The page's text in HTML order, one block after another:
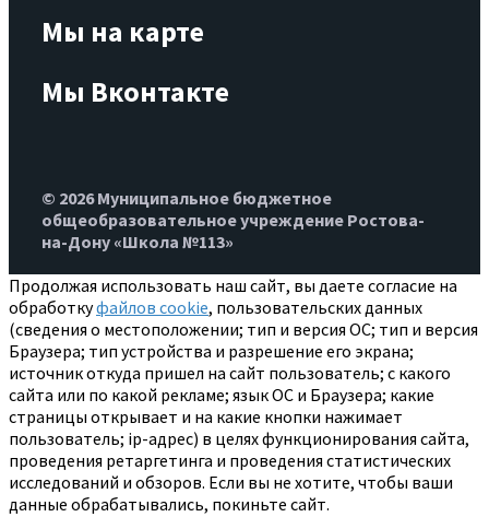
Мы на карте
Мы Вконтакте
© 2026 Муниципальное бюджетное
общеобразовательное учреждение Ростова-
на-Дону «Школа №113»
Продолжая использовать наш сайт, вы даете согласие на
обработкуфайлов cookie, пользовательских данных
(сведения о местоположении; тип и версия ОС; тип и версия
Браузера; тип устройства и разрешение его экрана;
источник откуда пришел на сайт пользователь; с какого
сайта или по какой рекламе; язык ОС и Браузера; какие
страницы открывает и на какие кнопки нажимает
пользователь; ip-адрес) в целях функционирования сайта,
проведения ретаргетинга и проведения статистических
исследований и обзоров. Если вы не хотите, чтобы ваши
данные обрабатывались, покиньте сайт.